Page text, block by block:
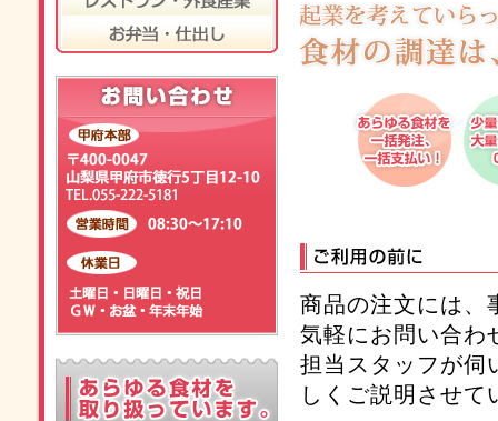
商品の注文には、
気軽にお問い合わ
担当スタッフが伺
しくご説明させて